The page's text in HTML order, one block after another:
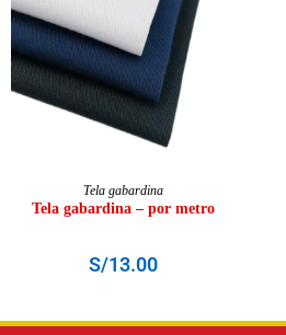
AÑADIR AL CARRITO
Tela gabardina
Tela gabardina – por metro
S/13.00